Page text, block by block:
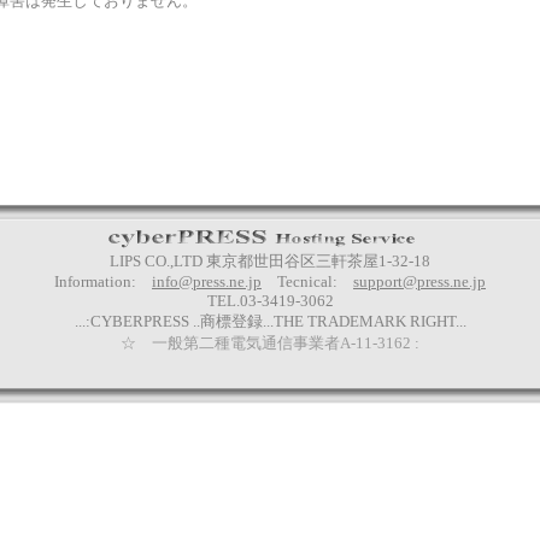
LIPS CO.,LTD 東京都世田谷区三軒茶屋1-32-18
Information: info@press.ne.jp Tecnical: support@press.ne.jp
TEL.03-3419-3062
...:CYBERPRESS ..商標登録...THE TRADEMARK RIGHT...
☆ 一般第二種電気通信事業者A-11-3162 :